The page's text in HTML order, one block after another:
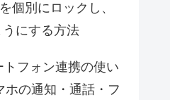
個別にロックし、
にする方法
フォン連携の使い
ホの通知・通話・フ